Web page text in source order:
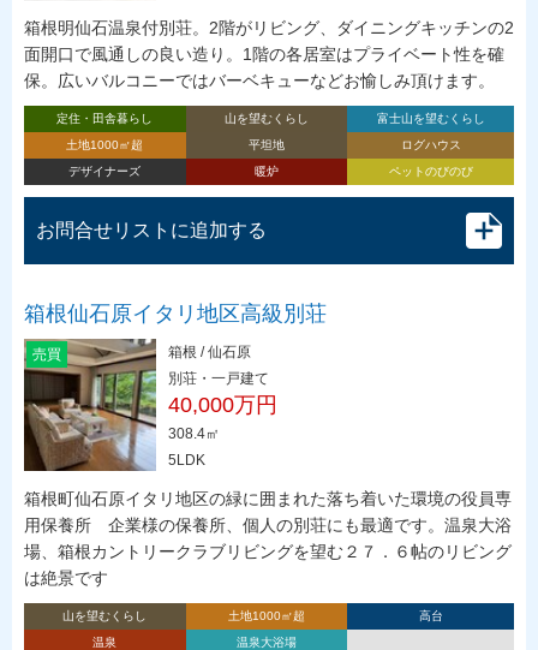
箱根明仙石温泉付別荘。2階がリビング、ダイニングキッチンの2
面開口で風通しの良い造り。1階の各居室はプライベート性を確
保。広いバルコニーではバーベキューなどお愉しみ頂けます。
定住・田舎暮らし 山を望むくらし
富士山を望むくらし
土地1000㎡超
平坦地
ログハウス
デザイナーズ
暖炉 ペットのびのび
お問合せリストに追加する
箱根仙石原イタリ地区高級別荘
売買
箱根 / 仙石原
別荘・一戸建て
40,000万円
308.4㎡
5LDK
箱根町仙石原イタリ地区の緑に囲まれた落ち着いた環境の役員専
用保養所 企業様の保養所、個人の別荘にも最適です。温泉大浴
場、箱根カントリークラブリビングを望む２７．６帖のリビング
は絶景です
山を望むくらし 土地1000㎡超
高台
温泉
温泉大浴場